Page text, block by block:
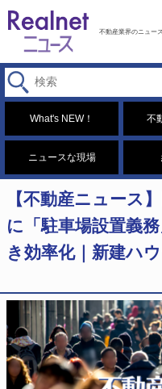
不動産業界のニュー
What's NEW！ 不
ニュースな現場
【不動産ニュース
に「駐車場設置義
き効率化｜新建ハ